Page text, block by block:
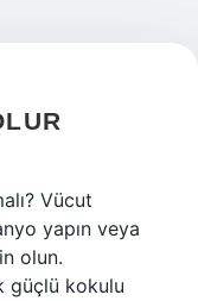
Vücut
yapın veya
olun.
güçlü kokulu